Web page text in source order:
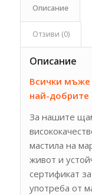
Описание
Отзиви (0)
Описание
Всички мъже
най-добрите
За нашите
мастила на
живот и
сертификат
употреба от